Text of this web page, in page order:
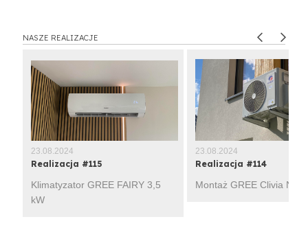
NASZE REALIZACJE
23.08.2024
Realizacja #115
Klimatyzator GREE FAIRY 3,5
kW
23.08.2024
Realizacja #114
Montaż GREE Clivia